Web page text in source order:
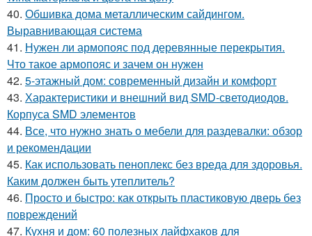
40. Обшивка дома металлическим сайдингом.
Выравнивающая система
41. Нужен ли армопояс под деревянные перекрытия.
Что такое армопояс и зачем он нужен
42. 5-этажный дом: современный дизайн и комфорт
43. Характеристики и внешний вид SMD-светодиодов.
Корпуса SMD элементов
44. Все, что нужно знать о мебели для раздевалки: обзор
и рекомендации
45. Как использовать пеноплекс без вреда для здоровья.
Каким должен быть утеплитель?
46. Просто и быстро: как открыть пластиковую дверь без
повреждений
47. Кухня и дом: 60 полезных лайфхаков для